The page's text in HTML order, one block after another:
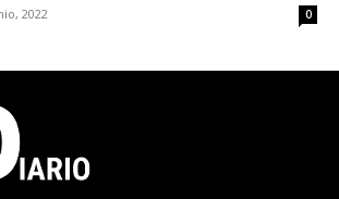
2022 0